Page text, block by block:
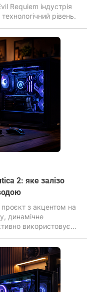
Requiem індустрія
рівень.
2: яке залізо
з акцентом на
динамічне
використовує
щільність
заліза.